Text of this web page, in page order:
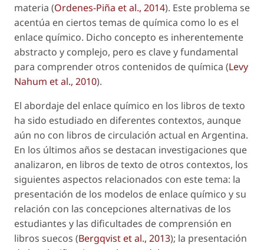
materia (Ordenes-Piña et al., 2014). Este problema se
acentúa en ciertos temas de química como lo es el
enlace químico. Dicho concepto es inherentemente
abstracto y complejo, pero es clave y fundamental
para comprender otros contenidos de química (Levy
Nahum et al., 2010).
El abordaje del enlace químico en los libros de texto
ha sido estudiado en diferentes contextos, aunque
aún no con libros de circulación actual en Argentina.
En los últimos años se destacan investigaciones que
analizaron, en libros de texto de otros contextos, los
siguientes aspectos relacionados con este tema: la
presentación de los modelos de enlace químico y su
relación con las concepciones alternativas de los
estudiantes y las dificultades de comprensión en
libros suecos (Bergqvist et al., 2013); la presentación